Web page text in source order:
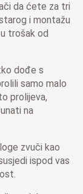
da ćete za tri
i montažu
trošak od
dođe s
samo malo
prolijeva,
na
zvuči kao
ispod vas